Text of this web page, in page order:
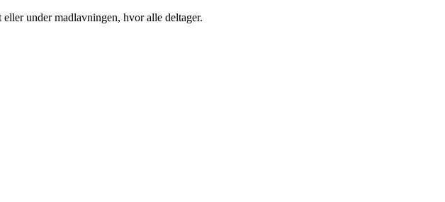
under madlavningen, hvor alle deltager.